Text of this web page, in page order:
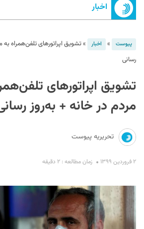
اخبار
پیوست » اخبار »تشویق اپراتورهای تلفن‌همراه به
رسانی
تشویق اپراتورهای
مردم در خانه + به‌روز
تحریریه پیوست
۲ فروردین ۱۳۹۹ زمان مطالعه : ۲ دقیقه